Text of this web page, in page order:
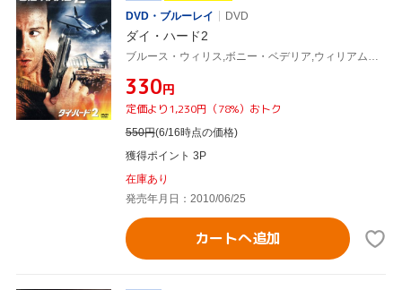
DVD・ブルーレイ
DVD
ダイ・ハード2
ブルース・ウィリス,ボニー・ベデリア,ウィリアム・アザートン,レニー・ハーリン(監督),マイケル・カーメン(音楽)
¥330円
定価より1,230円（78%）おトク
550円(6/16時点の価格)
獲得ポイント 3P
在庫あり
発売年月日：2010/06/25
カートへ追加